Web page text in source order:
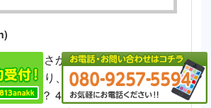
にちは さかい接骨院・さかい整
度に入り、みなさんはどのよう
ょうか？ 4月半ばころまでは、寒